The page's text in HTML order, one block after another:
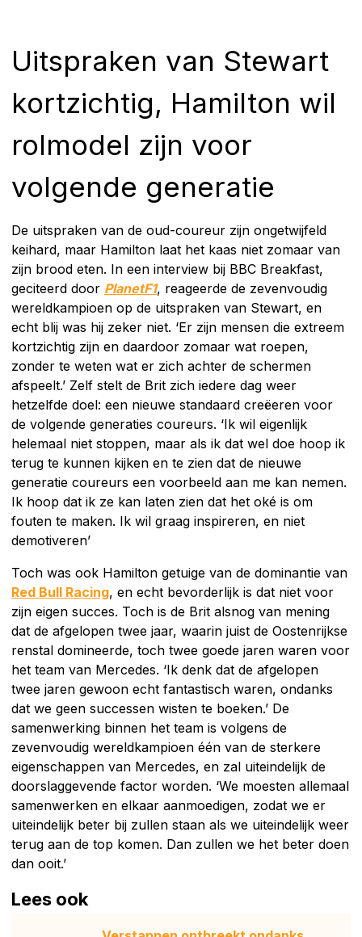
Uitspraken van Stewart
kortzichtig, Hamilton wil
rolmodel zijn voor
volgende generatie
De uitspraken van de oud-coureur zijn ongetwijfeld
keihard, maar Hamilton laat het kaas niet zomaar van
zijn brood eten. In een interview bij BBC Breakfast,
geciteerd door PlanetF1, reageerde de zevenvoudig
wereldkampioen op de uitspraken van Stewart, en
echt blij was hij zeker niet. ‘Er zijn mensen die extreem
kortzichtig zijn en daardoor zomaar wat roepen,
zonder te weten wat er zich achter de schermen
afspeelt.’ Zelf stelt de Brit zich iedere dag weer
hetzelfde doel: een nieuwe standaard creëeren voor
de volgende generaties coureurs. ‘Ik wil eigenlijk
helemaal niet stoppen, maar als ik dat wel doe hoop ik
terug te kunnen kijken en te zien dat de nieuwe
generatie coureurs een voorbeeld aan me kan nemen.
Ik hoop dat ik ze kan laten zien dat het oké is om
fouten te maken. Ik wil graag inspireren, en niet
demotiveren’
Toch was ook Hamilton getuige van de dominantie van
Red Bull Racing, en echt bevorderlijk is dat niet voor
zijn eigen succes. Toch is de Brit alsnog van mening
dat de afgelopen twee jaar, waarin juist de Oostenrijkse
renstal domineerde, toch twee goede jaren waren voor
het team van Mercedes. ‘Ik denk dat de afgelopen
twee jaren gewoon echt fantastisch waren, ondanks
dat we geen successen wisten te boeken.’ De
samenwerking binnen het team is volgens de
zevenvoudig wereldkampioen één van de sterkere
eigenschappen van Mercedes, en zal uiteindelijk de
doorslaggevende factor worden. ‘We moesten allemaal
samenwerken en elkaar aanmoedigen, zodat we er
uiteindelijk beter bij zullen staan als we uiteindelijk weer
terug aan de top komen. Dan zullen we het beter doen
dan ooit.’
Lees ook